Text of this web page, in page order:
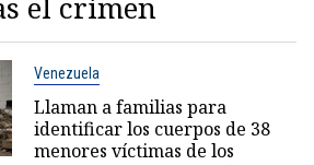
Venezuela
Llaman a familias para
identificar los cuerpos de 38
menores víctimas de los